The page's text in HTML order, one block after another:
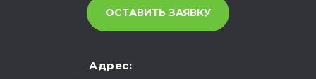
Адрес: